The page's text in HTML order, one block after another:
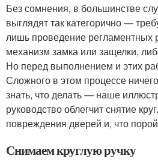
Без сомнения, в большинстве
выглядят так категорично —
лишь проведение регламентных
механизм замка или защелки,
Но перед выполнением и этих
Сложного в этом процессе
знать, что делать — наше
руководство облегчит снятие
повреждения дверей и, что
Снимаем круглую ручку